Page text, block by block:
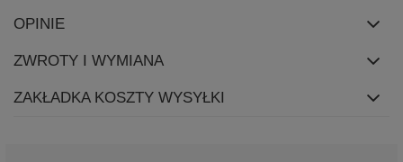
OPINIE
ZWROTY I WYMIANA
ZAKŁADKA KOSZTY WYSYŁKI